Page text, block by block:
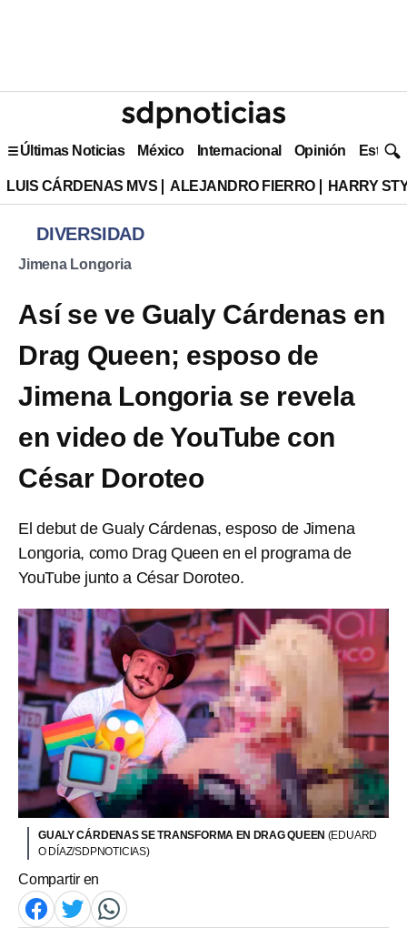
Últimas Noticias México Internacional Opinión Estilo
LUIS CÁRDENAS MVS ALEJANDRO FIERRO HARRY
DIVERSIDAD
Jimena Longoria
Así se ve Gualy Cárdenas en
Drag Queen; esposo de
Jimena Longoria se revela
en video de YouTube con
César Doroteo
El debut de Gualy Cárdenas, esposo de Jimena
Longoria, como Drag Queen en el programa de
YouTube junto a César Doroteo.
GUALY CÁRDENAS SE TRANSFORMA EN DRAG QUEEN (EDUARD
O DÍAZ/SDPNOTICIAS)
Compartir en